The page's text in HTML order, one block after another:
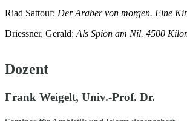
Riad Sattouf: Der Araber von morgen. Eine
Driessner, Gerald: Als Spion am Nil. 4500
Dozent
Frank Weigelt, Univ.-Prof. Dr.